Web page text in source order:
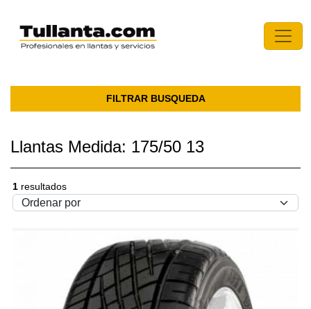
FILTRAR BUSQUEDA
Llantas Medida: 175/50 13
1 resultados